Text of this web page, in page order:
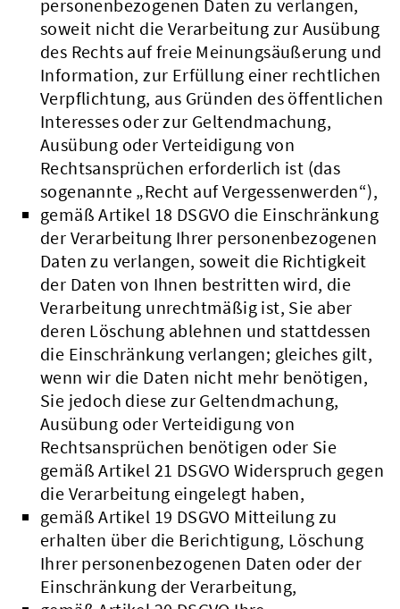
personenbezogenen Daten zu verlangen,
soweit nicht die Verarbeitung zur Ausübung
des Rechts auf freie Meinungsäußerung und
Information, zur Erfüllung einer rechtlichen
Verpflichtung, aus Gründen des öffentlichen
Interesses oder zur Geltendmachung,
Ausübung oder Verteidigung von
Rechtsansprüchen erforderlich ist (das
sogenannte „Recht auf Vergessenwerden“),
gemäß Artikel 18 DSGVO die Einschränkung
der Verarbeitung Ihrer personenbezogenen
Daten zu verlangen, soweit die Richtigkeit
der Daten von Ihnen bestritten wird, die
Verarbeitung unrechtmäßig ist, Sie aber
deren Löschung ablehnen und stattdessen
die Einschränkung verlangen; gleiches gilt,
wenn wir die Daten nicht mehr benötigen,
Sie jedoch diese zur Geltendmachung,
Ausübung oder Verteidigung von
Rechtsansprüchen benötigen oder Sie
gemäß Artikel 21 DSGVO Widerspruch gegen
die Verarbeitung eingelegt haben,
gemäß Artikel 19 DSGVO Mitteilung zu
erhalten über die Berichtigung, Löschung
Ihrer personenbezogenen Daten oder der
Einschränkung der Verarbeitung,